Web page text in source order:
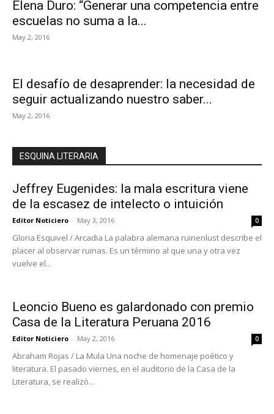
Elena Duro: “Generar una competencia entre
escuelas no suma a la...
May 2, 2016
El desafío de desaprender: la necesidad de
seguir actualizando nuestro saber...
May 2, 2016
ESQUINA LITERARIA
Jeffrey Eugenides: la mala escritura viene
de la escasez de intelecto o intuición
Editor Noticiero - May 3, 2016 0
Gloria Esquivel / Arcadia La palabra alemana ruinenlust describe el
placer al observar ruinas. Es un término al que una y otra vez
vuelve el...
Leoncio Bueno es galardonado con premio
Casa de la Literatura Peruana 2016
Editor Noticiero - May 2, 2016 0
Abraham Rojas / La Mula Una noche de homenaje poético y
literatura. El pasado viernes, en el auditorio de la Casa de la
Literatura, se realizó...